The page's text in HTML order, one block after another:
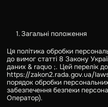
Загальні положення
Ця політика обробки
до вимог статті 8 Закону
даних & raquo ;. Цей перелік
https://zakon2.rada.gov.ua/
порядок обробки
забезпечення безпеки
Оператор).